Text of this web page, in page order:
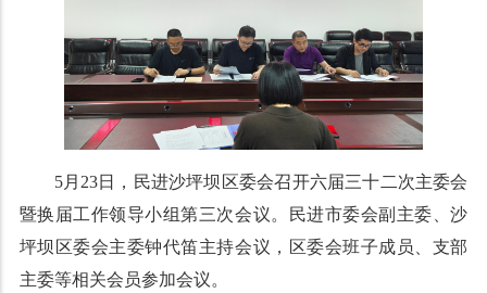
5月23日，民进沙坪坝区委会召开六届三十二次主委会
暨换届工作领导小组第三次会议。民进市委会副主委、沙
坪坝区委会主委钟代笛主持会议，区委会班子成员、支部
主委等相关会员参加会议。